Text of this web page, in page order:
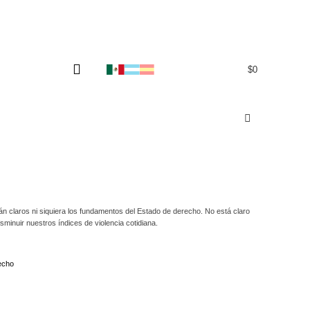
$0
claros ni siquiera los fundamentos del Estado de derecho. No está claro
nuestros índices de violencia cotidiana.
de derecho. No está claro su contenido mismo, qué puede hacer